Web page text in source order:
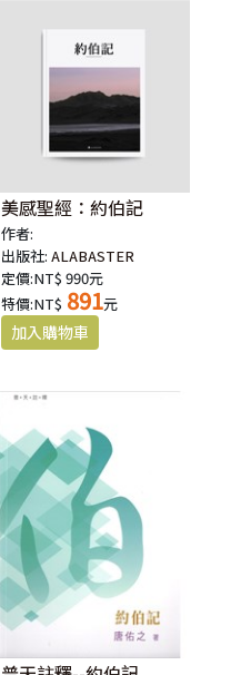
美感聖經：約伯記
作者:
出版社:ALABASTER
定價:NT$ 990元
特價:NT$ 891元